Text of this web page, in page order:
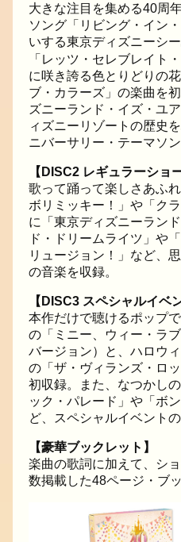
大きな注目を集める40周
ソング「リビング・イン
いする東京ディズニーシー
「レッツ・セレブレイト
に咲き誇る色とりどりの
ブ・カラーズ」の楽曲を
ズニーランド・イズ・ユ
ィズニーリゾートの歴史
ニバーサリー・テーマソン
【DISC2 レギュラーショ
歌って踊って楽しさあふ
ボリミッキー！」や「ク
に「東京ディズニーラン
ド・ドリームライツ」や
リュージョン！」など、
の音楽を収録。
【DISC3 スペシャルイベ
本作だけで聴けるポップ
の「ミニー、ウィー・ラ
バージョン）と、ハロウ
の「ザ・ヴィランズ・ロ
初収録。また、なつかし
ック・パレード」や「ボ
ど、スペシャルイベント
【豪華ブックレット】
楽曲の歌詞に加えて、シ
数掲載した48ページ・ブ